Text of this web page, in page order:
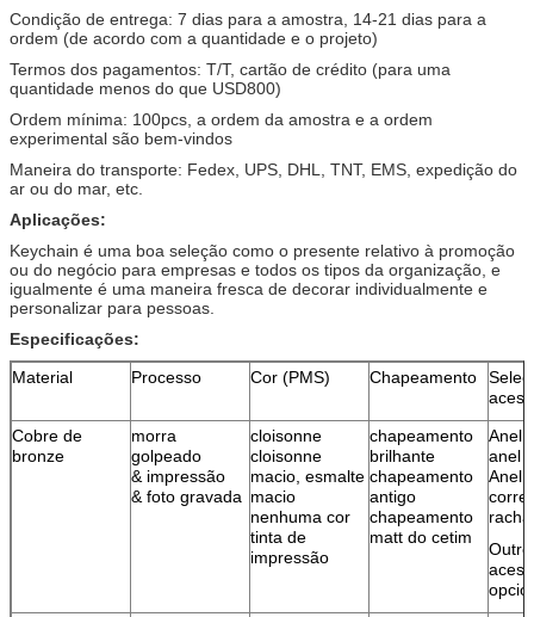
Condição de entrega: 7 dias para a amostra, 14-21 dias para a
ordem (de acordo com a quantidade e o projeto)
Termos dos pagamentos: T/T, cartão de crédito (para uma
quantidade menos do que USD800)
Ordem mínima: 100pcs, a ordem da amostra e a ordem
experimental são bem-vindos
Maneira do transporte: Fedex, UPS, DHL, TNT, EMS, expedição do
ar ou do mar, etc.
Aplicações:
Keychain é uma boa seleção como o presente relativo à promoção
ou do negócio para empresas e todos os tipos da organização, e
igualmente é uma maneira fresca de decorar individualmente e
personalizar para pessoas.
Especificações:
Material
Processo Cor (PMS) Chapeamento
Cobre de
bronze
morra
golpeado
& impressão
& foto gravada
cloisonne
cloisonne
macio, esmalte
macio
nenhuma cor
tinta de
impressão
chapeamento
brilhante
chapeamento
antigo
chapeamento
matt do cetim
Anel
anel
Anel